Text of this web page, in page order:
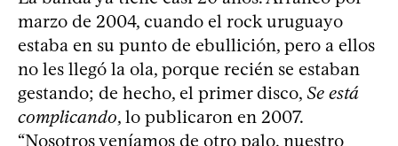
marzo de 2004, cuando el rock uruguayo
estaba en su punto de ebullición, pero a ellos
no les llegó la ola, porque recién se estaban
gestando; de hecho, el primer disco, Se está
complicando, lo publicaron en 2007.
“Nosotros veníamos de otro palo, nuestro